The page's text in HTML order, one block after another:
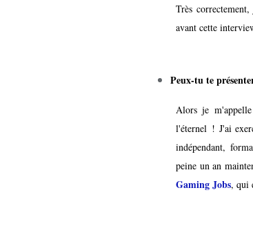
Très
avant cette
Peux-tu te
Alors je
l'éternel ! J'ai
indépendant,
peine un an
Gaming Jobs, qui